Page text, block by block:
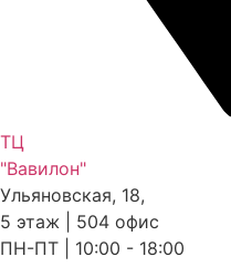
ТЦ
"Вавилон"
Ульяновская, 18,
5 этаж | 504 офис
ПН-ПТ | 10:00 - 18:00